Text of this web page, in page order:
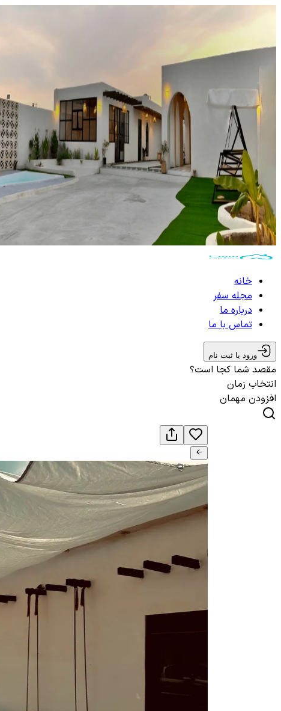
خانه
مجله سفر
درباره ما
تماس با ما
ورود یا ثبت نام
مقصد شما کجا است؟
انتخاب زمان
افزودن مهمان